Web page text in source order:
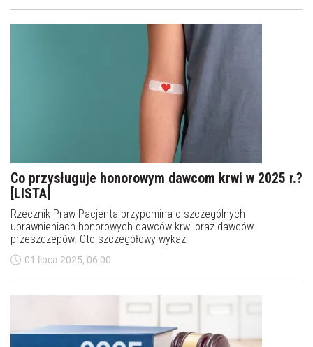
Co przysługuje honorowym dawcom krwi w 2025 r.?
[LISTA]
Rzecznik Praw Pacjenta przypomina o szczególnych
uprawnieniach honorowych dawców krwi oraz dawców
przeszczepów. Oto szczegółowy wykaz!
01 lipca 2025, 06:00